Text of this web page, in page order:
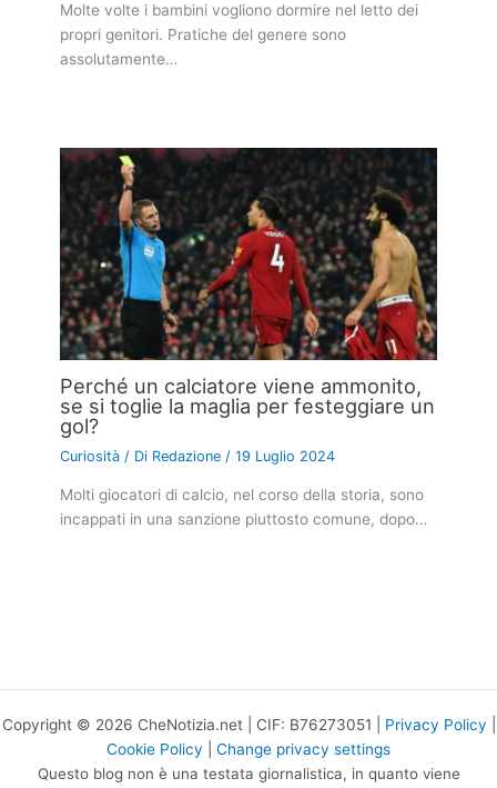
Molte volte i bambini vogliono dormire nel letto dei
propri genitori. Pratiche del genere sono
assolutamente…
Perché un calciatore viene ammonito,
se si toglie la maglia per festeggiare un
gol?
Curiosità / Di Redazione /19 Luglio 2024
Molti giocatori di calcio, nel corso della storia, sono
incappati in una sanzione piuttosto comune, dopo…
Copyright © 2026 CheNotizia.net | CIF: B76273051 | Privacy Policy
Cookie Policy
Change privacy settings
Questo blog non è una testata giornalistica, in quanto viene